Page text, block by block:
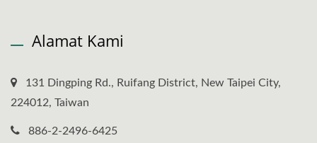
Alamat Kami
131 Dingping Rd., Ruifang District, New Taipei City,
224012, Taiwan
886-2-2496-6425